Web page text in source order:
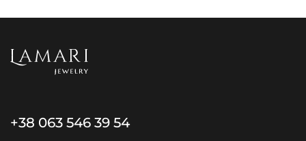
+38 063 546 39 54